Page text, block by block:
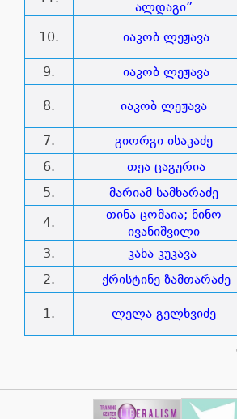
ალდაგი”
10. იაკობ ლეჟავა
9.
იაკობ ლეჟავა
8. იაკობ ლეჟავა
7.
გიორგი ისაკაძე
6.
თეა ცაგურია
5.
მარიამ სამხარაძე
4.
თინა ცომაია; ნინო
ივანიშვილი
3. კახა კუკავა
2.
ქრისტინე ზამთარაძე
1. ლელა გელხვიძე